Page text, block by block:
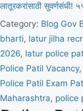
लातूरकरांसाठी सुवर्णसंधी!
Category: Blog Gov
bharti, latur jilha
2026, latur police
Police Patil Vacancy,
Police Patil Exam
Maharashtra, police